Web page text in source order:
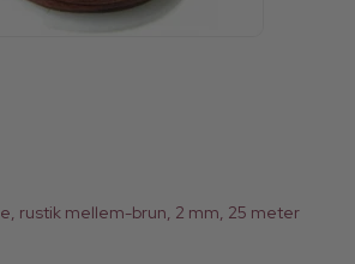
rustik mellem-brun, 2 mm, 25 meter